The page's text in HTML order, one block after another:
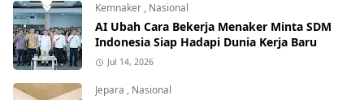
Kemnaker, Nasional
AI Ubah Cara Bekerja Menaker Minta SDM
Indonesia Siap Hadapi Dunia Kerja Baru
Jul 14, 2026
Jepara , Nasional